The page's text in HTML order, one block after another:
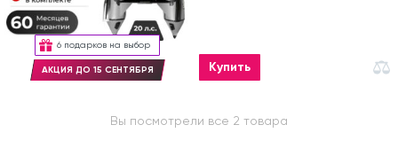
6 подарков на выбор
АКЦИЯ ДО 15 СЕНТЯБРЯ Купить
Вы посмотрели все 2 товара